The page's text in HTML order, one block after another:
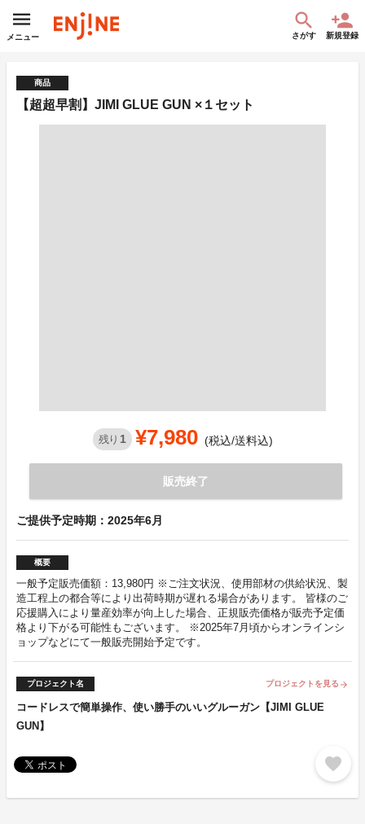
メニュー さがす 新規登録
商品
【超超早割】JIMI GLUE GUN ×１セット
残り 1 ¥7,980 (税込/送料込)
販売終了
ご提供予定時期：2025年6月
概要
一般予定販売価額：13,980円 ※ご注文状況、使用部材の供給状況、製
造工程上の都合等により出荷時期が遅れる場合があります。 皆様のご
応援購入により量産効率が向上した場合、正規販売価格が販売予定価
格より下がる可能性もございます。 ※2025年7月頃からオンラインシ
ョップなどにて一般販売開始予定です。
プロジェクト名 プロジェクトを見る arrow_forward
コードレスで簡単操作、使い勝手のいいグルーガン【JIMI GLUE
GUN】
favorite